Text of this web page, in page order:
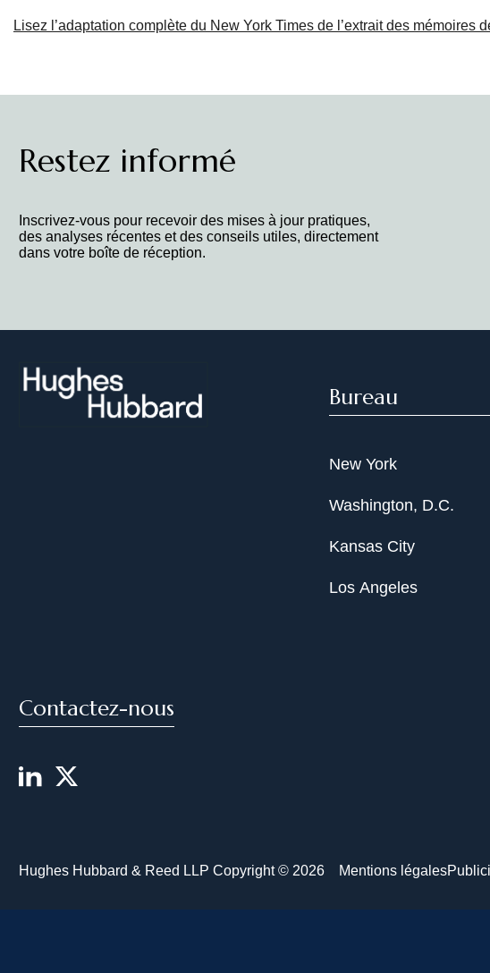
Lisez l’adaptation complète du New York Times de l’extrait des mémoires
Restez informé
Inscrivez-vous pour recevoir des mises à jour pratiques,
des analyses récentes et des conseils utiles, directement
dans votre boîte de réception.
Bureau
New York
Washington, D.C.
Kansas City
Los Angeles
Contactez-nous
Hughes Hubbard & Reed LLP Copyright © 2026 Mentions légales